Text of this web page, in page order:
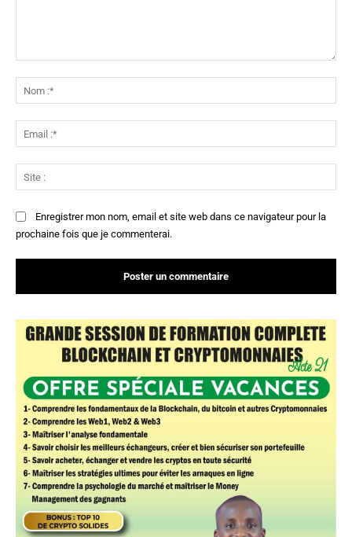
:*
:*
:
Enregistrer mon nom, email et site web dans ce navigateur pour la
prochaine fois que je commenterai.